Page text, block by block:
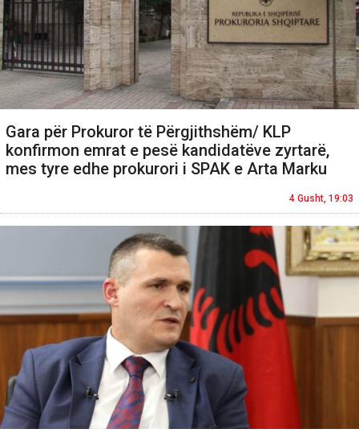
Gara për Prokuror të Përgjithshëm/ KLP
konfirmon emrat e pesë kandidatëve zyrtarë,
mes tyre edhe prokurori i SPAK e Arta Marku
4 Gusht, 19:03